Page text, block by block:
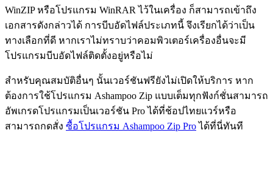
WinZIP หรือโปรแกรม WinRAR ไว้ในเครื่อง ก็สามารถเข้าถึง
เอกสารดังกล่าวได้ การบีบอัดไฟล์ประเภทนี้ จึงเรียกได้ว่าเป็น
ทางเลือกที่ดี หากเราไม่ทราบว่าคอมพิวเตอร์เครื่องอื่นจะมี
โปรแกรมบีบอัดไฟล์ติดตั้งอยู่หรือไม่
สำหรับคุณสมบัติอื่นๆ นั้นเวอร์ชันฟรียังไม่เปิดให้บริการ หาก
ต้องการใช้โปรแกรม Ashampoo Zip แบบเต็มทุกฟังก์ชั่นสามารถ
อัพเกรดโปรแกรมเป็นเวอร์ชัน Pro ได้ที่ช้อปไทยแวร์หรือ
สามารถกดสั่ง ซื้อโปรแกรม Ashampoo Zip Proได้ที่นี่ทันที